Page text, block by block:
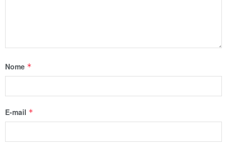
Nome *
E-mail *